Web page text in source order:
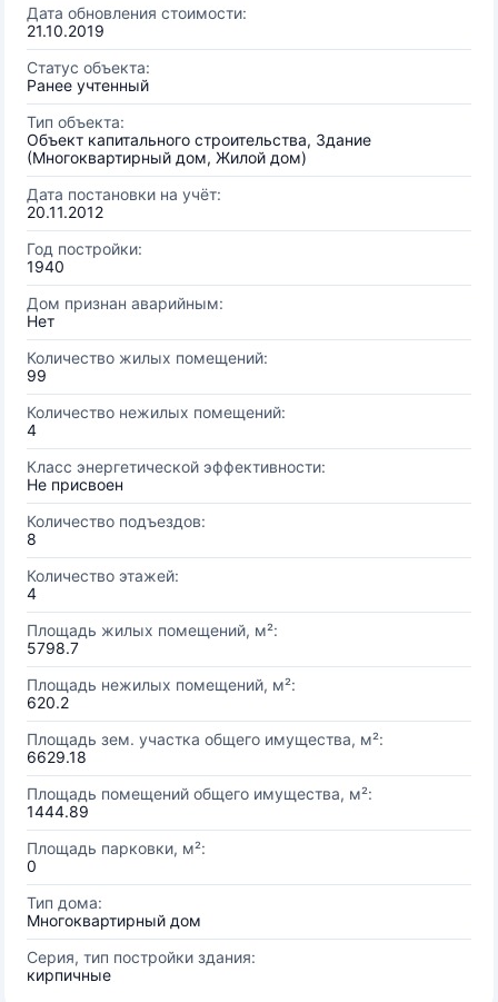
Дата обновления стоимости:
21.10.2019
Статус объекта:
Ранее учтенный
Тип объекта:
Объект капитального строительства, Здание
(Многоквартирный дом, Жилой дом)
Дата постановки на учёт:
20.11.2012
Год постройки:
1940
Дом признан аварийным:
Нет
Количество жилых помещений:
99
Количество нежилых помещений:
4
Класс энергетической эффективности:
Не присвоен
Количество подъездов:
8
Количество этажей:
4
Площадь жилых помещений, м²:
5798.7
Площадь нежилых помещений, м²:
620.2
Площадь зем. участка общего имущества, м²:
6629.18
Площадь помещений общего имущества, м²:
1444.89
Площадь парковки, м²:
0
Тип дома:
Многоквартирный дом
Серия, тип постройки здания:
кирпичные